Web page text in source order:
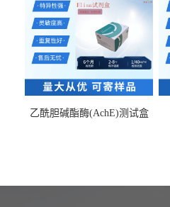
乙酰胆碱酯酶(AchE)测试盒